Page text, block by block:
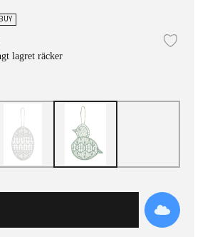
lagret räcker